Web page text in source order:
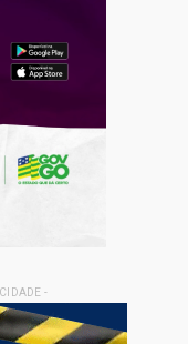
-